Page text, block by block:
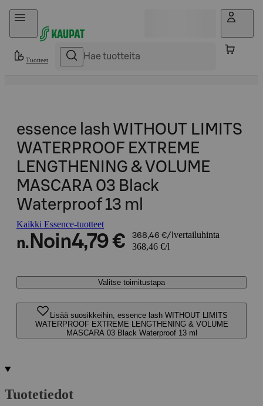
Hyppää sisältöön
Tuotteet
essence lash WITHOUT LIMITS
WATERPROOF EXTREME
LENGTHENING & VOLUME
MASCARA 03 Black
Waterproof 13 ml
Kaikki Essence-tuotteet
n. Noin4,79 € 368,46 €/l vertailuhinta
368,46 €/l
Valitse toimitustapa
Lisää suosikkeihin, essence lash WITHOUT LIMITS
WATERPROOF EXTREME LENGTHENING & VOLUME
MASCARA 03 Black Waterproof 13 ml
Tuotetiedot